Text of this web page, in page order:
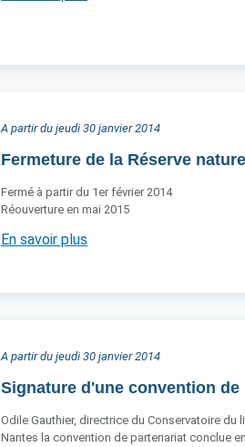
A partir du jeudi 30 janvier 2014
Fermeture de la Réserve
Fermé à partir du 1er février 2014
Réouverture en mai 2015
En savoir plus
A partir du jeudi 30 janvier 2014
Signature d'une convention
Odile Gauthier, directrice du Conservatoire du
Nantes la convention de partenariat conclue